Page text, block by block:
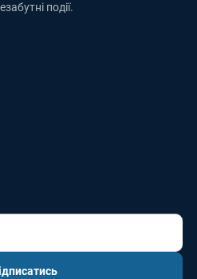
події.